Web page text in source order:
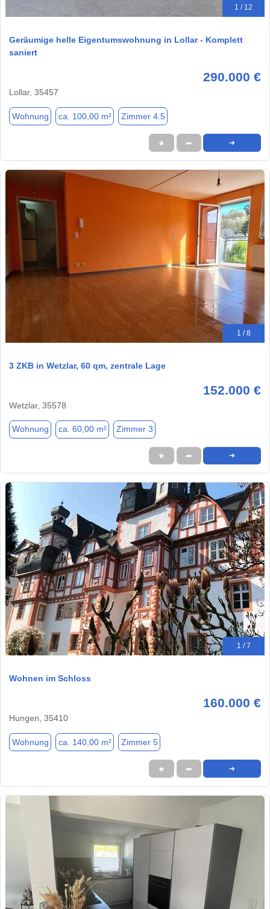
1 / 12
Geräumige helle Eigentumswohnung in Lollar - Komplett
saniert
290.000 €
Lollar, 35457
Wohnung ca. 100,00 m² Zimmer 4.5
★ ➦ ➜
1 / 8
3 ZKB in Wetzlar, 60 qm, zentrale Lage
152.000 €
Wetzlar, 35578
Wohnung ca. 60,00 m² Zimmer 3
★ ➦ ➜
1 / 7
Wohnen im Schloss
160.000 €
Hungen, 35410
Wohnung ca. 140,00 m² Zimmer 5
★ ➦ ➜